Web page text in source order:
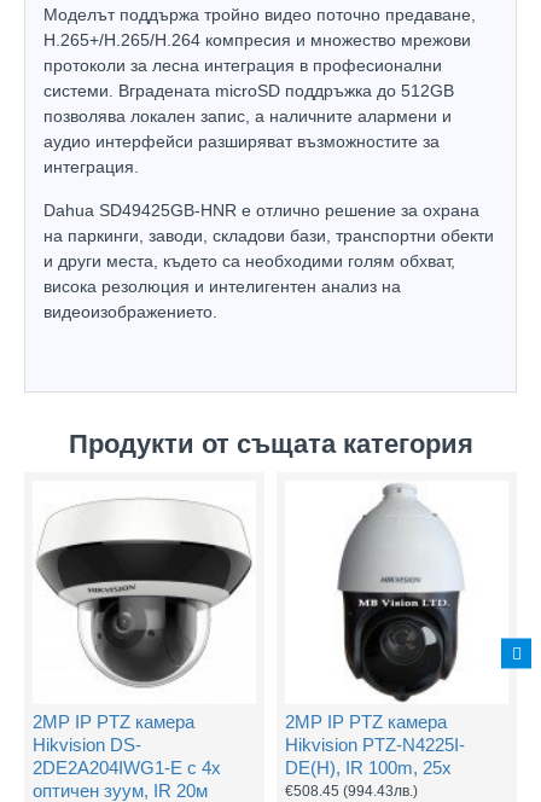
Моделът поддържа тройно видео поточно предаване,
H.265+/H.265/H.264 компресия и множество мрежови
протоколи за лесна интеграция в професионални
системи. Вградената microSD поддръжка до 512GB
позволява локален запис, а наличните алармени и
аудио интерфейси разширяват възможностите за
интеграция.
Dahua SD49425GB-HNR е отлично решение за охрана
на паркинги, заводи, складови бази, транспортни обекти
и други места, където са необходими голям обхват,
висока резолюция и интелигентен анализ на
видеоизображението.
Продукти от същата категория
2MP IP PTZ камера
Hikvision DS-
2DE2A204IWG1-E с 4х
оптичен зуум, IR 20м
2MP IP PTZ камера
Hikvision PTZ-N4225I-
DE(H), IR 100m, 25x
€508.45 (994.43лв.)